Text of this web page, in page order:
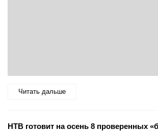
Читать дальше
НТВ готовит на осень 8 проверенных